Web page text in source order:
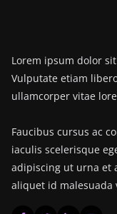
Lorem ipsum dolor
Vulputate etiam
ullamcorper vitae
Faucibus cursus ac
iaculis scelerisque
adipiscing ut urna et
aliquet id malesuada